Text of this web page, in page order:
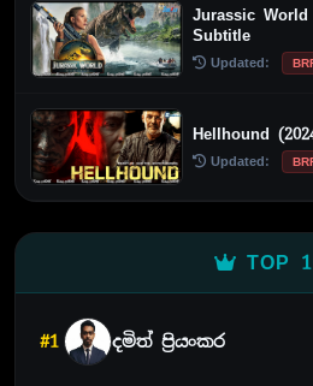
Jurassic
Subtitle
Updated:
Hellhound
Updated:
TOP
#1 දමිත් ප්‍රියංකර